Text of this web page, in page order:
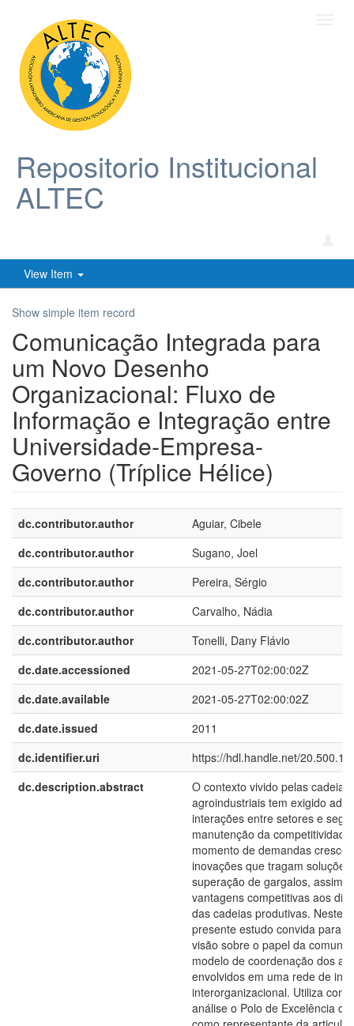
Repositorio Institucional
ALTEC
View Item
Show simple item record
Comunicação Integrada para
um Novo Desenho
Organizacional: Fluxo de
Informação e Integração entre
Universidade-Empresa-
Governo (Tríplice Hélice)
dc.contributor.author
Aguiar, Cibele
dc.contributor.author
Sugano, Joel
dc.contributor.author
Pereira, Sérgio
dc.contributor.author
Carvalho, Nádia
dc.contributor.author
Tonelli, Dany Flávio
dc.date.accessioned
2021-05-27T02:00:02Z
dc.date.available
2021-05-27T02:00:02Z
dc.date.issued
2011
dc.identifier.uri
https://hdl.handle.net/
dc.description.abstract
O contexto vivido pelas cadeias
agroindustriais tem exigido
interações entre setores e
manutenção da
momento de demandas
inovações que tragam
superação de gargalos, assim
vantagens competitivas aos
das cadeias produtivas. Neste
presente estudo convida para
visão sobre o papel da
modelo de coordenação dos
envolvidos em uma rede de
interorganizacional. Utiliza
análise o Polo de Excelência